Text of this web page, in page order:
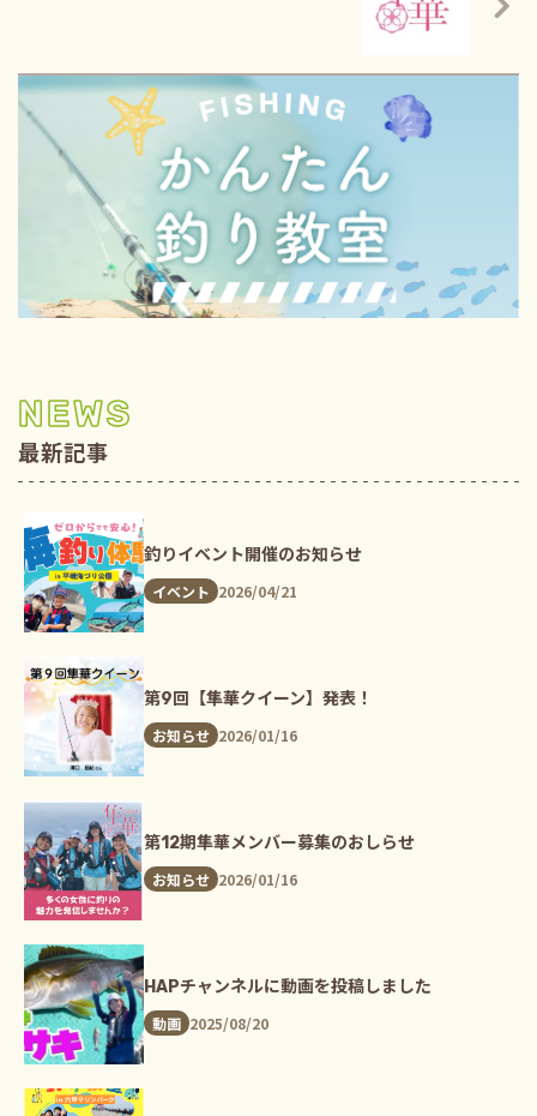
NEWS
最新記事
釣りイベント開催のお知らせ
イベント 2026/04/21
第9回【隼華クイーン】発表！
お知らせ 2026/01/16
第12期隼華メンバー募集のおしらせ
お知らせ 2026/01/16
HAPチャンネルに動画を投稿しました
動画 2025/08/20